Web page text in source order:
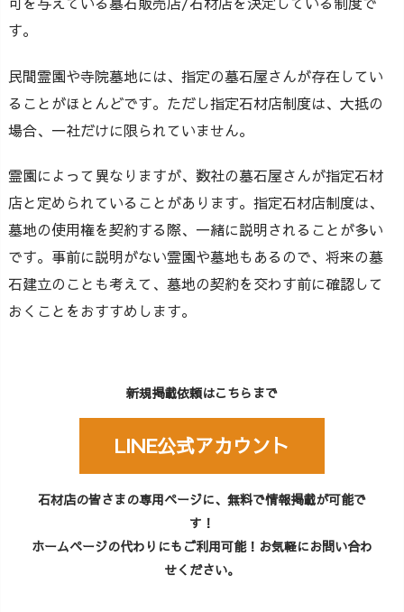
す。
民間霊園や寺院墓地には、指定の墓石屋さんが存在してい
ることがほとんどです。ただし指定石材店制度は、大抵の
場合、一社だけに限られていません。
霊園によって異なりますが、数社の墓石屋さんが指定石材
店と定められていることがあります。指定石材店制度は、
墓地の使用権を契約する際、一緒に説明されることが多い
です。事前に説明がない霊園や墓地もあるので、将来の墓
石建立のことも考えて、墓地の契約を交わす前に確認して
おくことをおすすめします。
新規掲載依頼はこちらまで
LINE公式アカウント
石材店の皆さまの専用ページに、無料で情報掲載が可能で
す！
ホームページの代わりにもご利用可能！お気軽にお問い合わ
せください。